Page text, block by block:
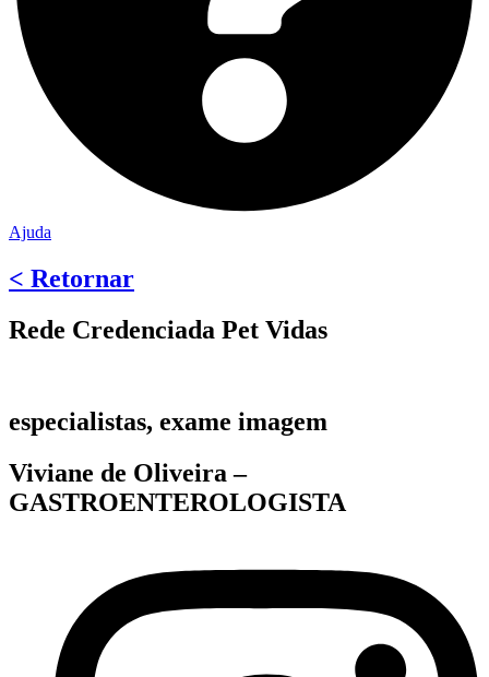
Ajuda
< Retornar
Rede Credenciada Pet Vidas
especialistas, exame imagem
Viviane de Oliveira –
GASTROENTEROLOGISTA